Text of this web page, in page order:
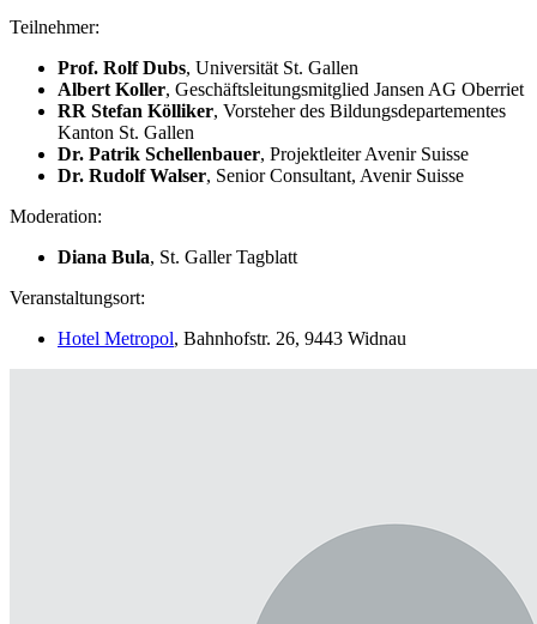
Teilnehmer:
Prof. Rolf Dubs, Universität St. Gallen
Albert Koller, Geschäftsleitungsmitglied Jansen AG Oberriet
RR Stefan Kölliker, Vorsteher des Bildungsdepartementes
Kanton St. Gallen
Dr. Patrik Schellenbauer, Projektleiter Avenir Suisse
Dr. Rudolf Walser, Senior Consultant, Avenir Suisse
Moderation:
Diana Bula, St. Galler Tagblatt
Veranstaltungsort:
Hotel Metropol, Bahnhofstr. 26, 9443 Widnau